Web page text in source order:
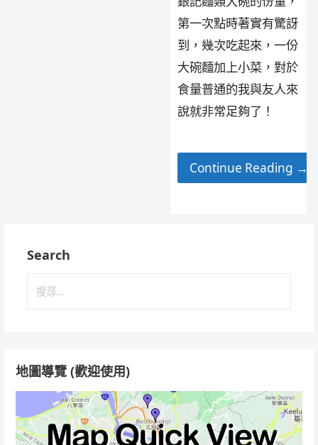
第一次點時著實有驚訝
到，幾次吃起來，一份
大碗麵加上小菜，對於
食量普通的我與友人來
說就非常足夠了！
Continue Reading →
Search
地圖導覽 (歡迎使用)